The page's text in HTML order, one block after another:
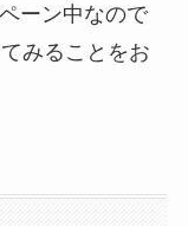
ーン中なので
みることをお